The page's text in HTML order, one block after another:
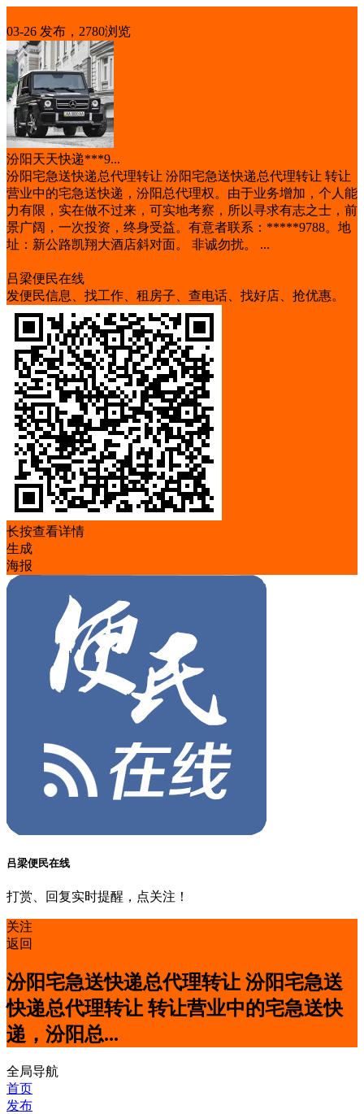
03-26 发布，2780浏览
汾阳天天快递***9...
汾阳宅急送快递总代理转让 汾阳宅急送快递总代理转让 转让
营业中的宅急送快递，汾阳总代理权。由于业务增加，个人能
力有限，实在做不过来，可实地考察，所以寻求有志之士，前
景广阔，一次投资，终身受益。有意者联系：*****9788。地
址：新公路凯翔大酒店斜对面。 非诚勿扰。 ...
吕梁便民在线
发便民信息、找工作、租房子、查电话、找好店、抢优惠。
长按查看详情
生成
海报
吕梁便民在线
打赏、回复实时提醒，点关注！
关注
返回
汾阳宅急送快递总代理转让 汾阳宅急送
快递总代理转让 转让营业中的宅急送快
递，汾阳总...
全局导航
首页
发布